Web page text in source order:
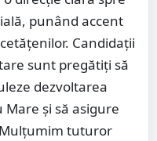
punând accent
Candidații
sunt pregătiți să
dezvoltarea
și să asigure
tuturor